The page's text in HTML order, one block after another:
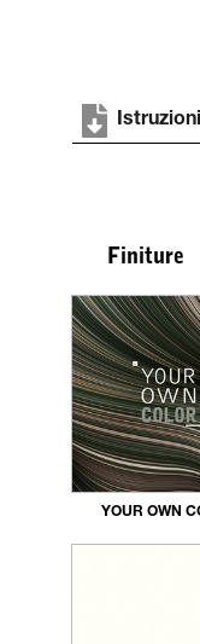
Finiture
YOUR OWN